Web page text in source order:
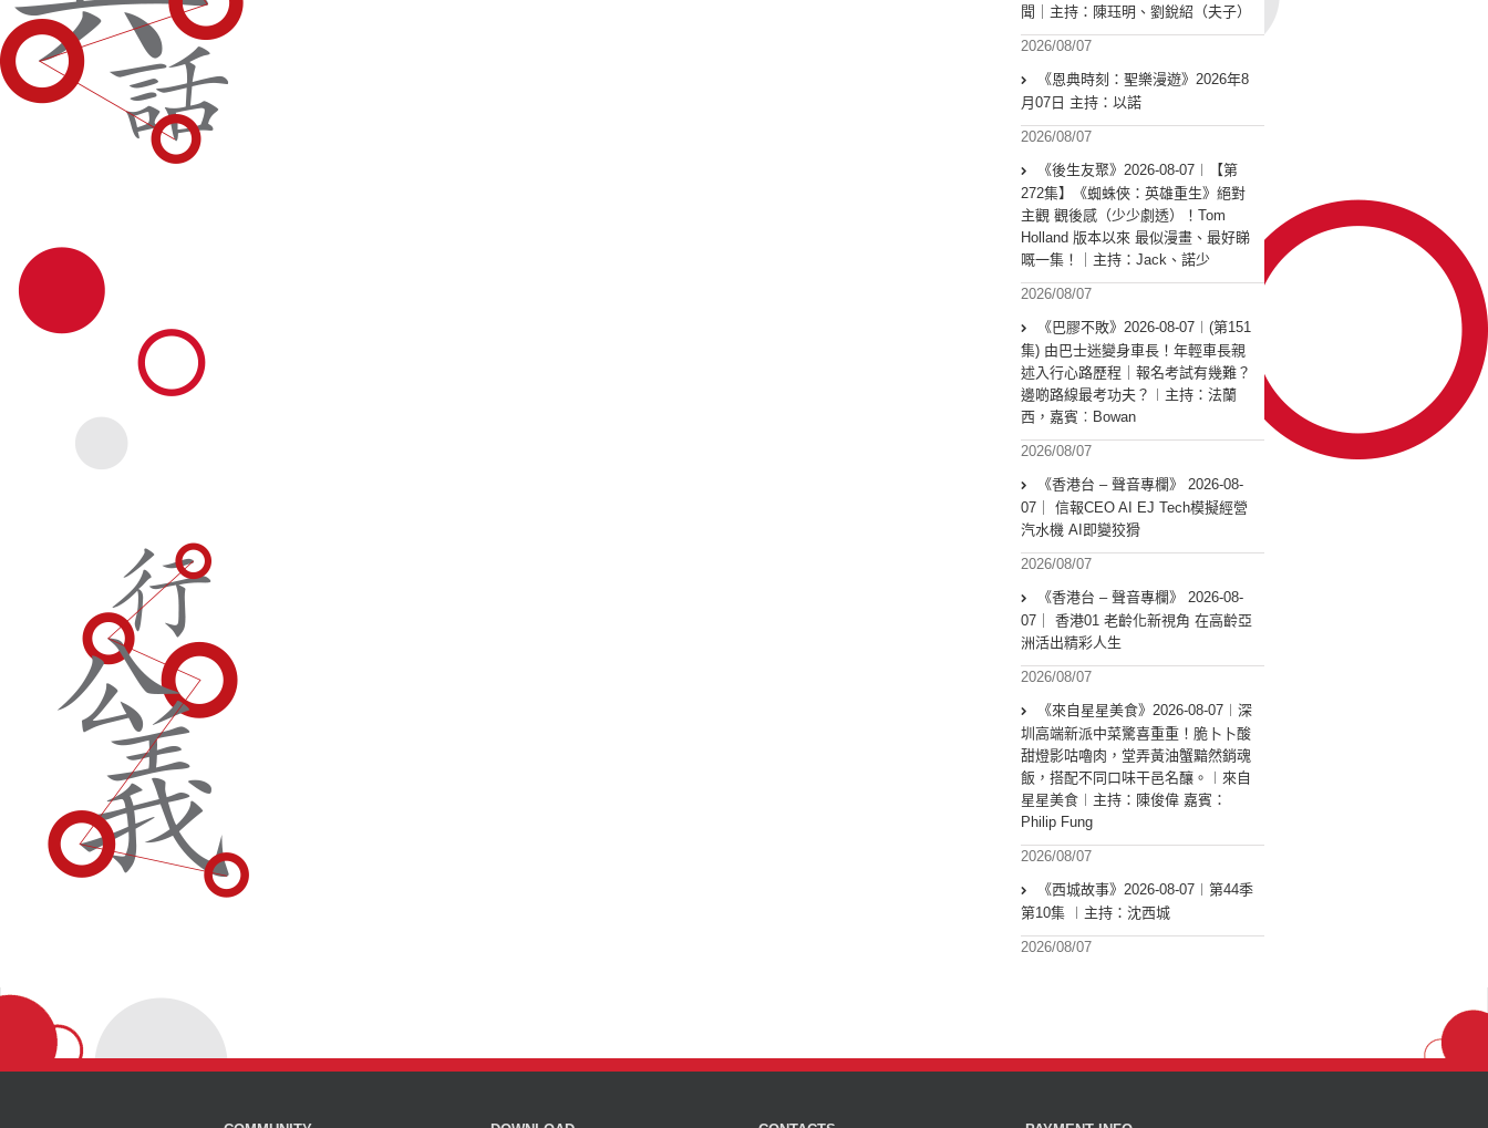
聞｜主持：陳珏明、劉銳紹（夫子）
2026/08/07
《恩典時刻：聖樂漫遊》2026年8
月07日 主持：以諾
2026/08/07
《後生友聚》2026-08-07︱【第
272集】《蜘蛛俠：英雄重生》絕對
主觀 觀後感（少少劇透）！Tom
Holland 版本以來 最似漫畫、最好睇
嘅一集！｜主持：Jack、諾少
2026/08/07
《巴膠不敗》2026-08-07︱(第151
集) 由巴士迷變身車長！年輕車長親
述入行心路歷程｜報名考試有幾難？
邊啲路線最考功夫？︱主持：法蘭
西，嘉賓︰Bowan
2026/08/07
《香港台 – 聲音專欄》 2026-08-
07｜ 信報CEO AI EJ Tech模擬經營
汽水機 AI即變狡猾
2026/08/07
《香港台 – 聲音專欄》 2026-08-
07｜ 香港01 老齡化新視角 在高齡亞
洲活出精彩人生
2026/08/07
《來自星星美食》2026-08-07︱深
圳高端新派中菜驚喜重重！脆卜卜酸
甜燈影咕嚕肉，堂弄黃油蟹黯然銷魂
飯，搭配不同口味干邑名釀。︱來自
星星美食︱主持：陳俊偉 嘉賓：
Philip Fung
2026/08/07
《西城故事》2026-08-07︱第44季
第10集 ︱主持：沈西城
2026/08/07